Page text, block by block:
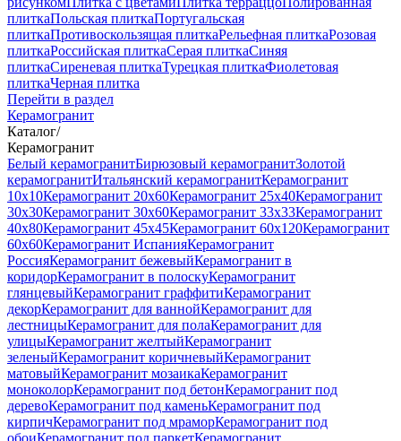
плиткаПольская плиткаПортугальская
плиткаПротивоскользящая плиткаРельефная плиткаРозовая
плиткаРоссийская плиткаСерая плиткаСиняя
плиткаСиреневая плиткаТурецкая плиткаФиолетовая
плиткаЧерная плитка
Перейти в раздел
Керамогранит
Каталог/
Керамогранит
Белый керамогранитБирюзовый керамогранитЗолотой
керамогранитИтальянский керамогранитКерамогранит
10x10Керамогранит 20x60Керамогранит 25x40Керамогранит
30x30Керамогранит 30x60Керамогранит 33x33Керамогранит
40x80Керамогранит 45x45Керамогранит 60x120Керамогранит
60x60Керамогранит ИспанияКерамогранит
РоссияКерамогранит бежевыйКерамогранит в
коридорКерамогранит в полоскуКерамогранит
глянцевыйКерамогранит граффитиКерамогранит
декорКерамогранит для ваннойКерамогранит для
лестницыКерамогранит для полаКерамогранит для
улицыКерамогранит желтыйКерамогранит
зеленыйКерамогранит коричневыйКерамогранит
матовыйКерамогранит мозаикаКерамогранит
моноколорКерамогранит под бетонКерамогранит под
деревоКерамогранит под каменьКерамогранит под
кирпичКерамогранит под мраморКерамогранит под
обоиКерамогранит под паркетКерамогранит